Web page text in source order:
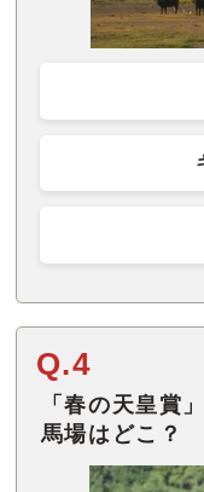
Q.4
「春の天皇賞
馬場はどこ？